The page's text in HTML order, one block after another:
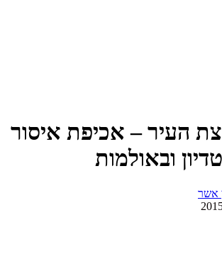
העיר – אכיפת איסור
ובאולמות
אשר